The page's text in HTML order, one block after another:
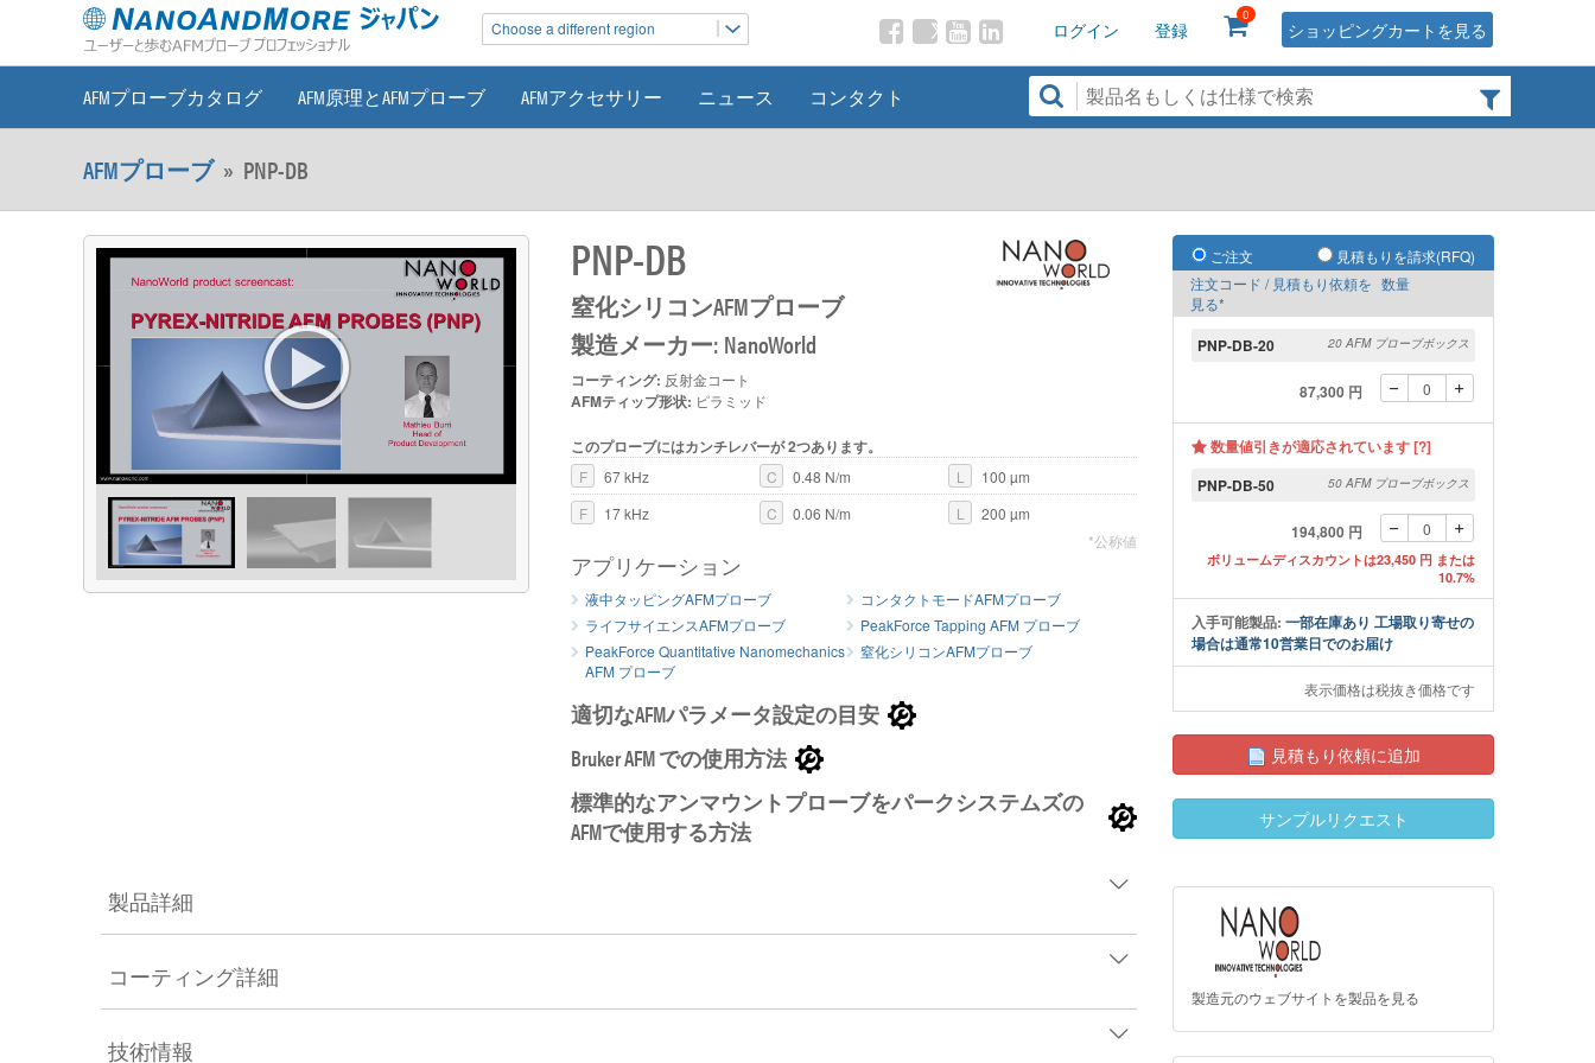
Choose a different region ログイン 登録
0
ショッピングカートを見る
AFMプローブカタログ AFM原理とAFMプローブ AFMアクセサリー ニュース コンタクト
AFMプローブ» PNP-DB
ご注文
見積もりを請求(RFQ)
注文コード / 見積もり依頼を
見る*
数量
PNP-DB-20 20 AFM プローブボックス
87,300 円
数量値引きが適応されています [?]
PNP-DB-50
50 AFM プローブボックス
194,800 円
ボリュームディスカウントは23,450 円 または
10.7%
入手可能製品: 一部在庫あり 工場取り寄せの
場合は通常10営業日でのお届け
表示価格は税抜き価格です
見積もり依頼に追加
サンプルリクエスト
パイレックスナイトライド製ダイビングボード（短冊）形AFMプ
ローブ 拡大
パイレックスナイトライド製ピラミッド形AFM探針のSEMイメー
ジ
PNP-DB
窒化シリコンAFMプローブ
製造メーカー: NanoWorld
コーティング: 反射金コート
AFMティップ形状: ピラミッド
このプローブにはカンチレバーが 2つあります。
F 67 kHz C 0.48 N/m L
100 µm
F
17 kHz C 0.06 N/m L
200 µm
*公称値
アプリケーション
液中タッピングAFMプローブ
コンタクトモードAFMプローブ
ライフサイエンスAFMプローブ
PeakForce Tapping AFM プローブ
PeakForce Quantitative Nanomechanics
AFM プローブ
窒化シリコンAFMプローブ
適切なAFMパラメータ設定の目安
Bruker AFM での使用方法
標準的なアンマウントプローブをパークシステムズの
AFMで使用する方法
製品詳細
コーティング詳細
技術情報
製造元のウェブサイトを製品を見る